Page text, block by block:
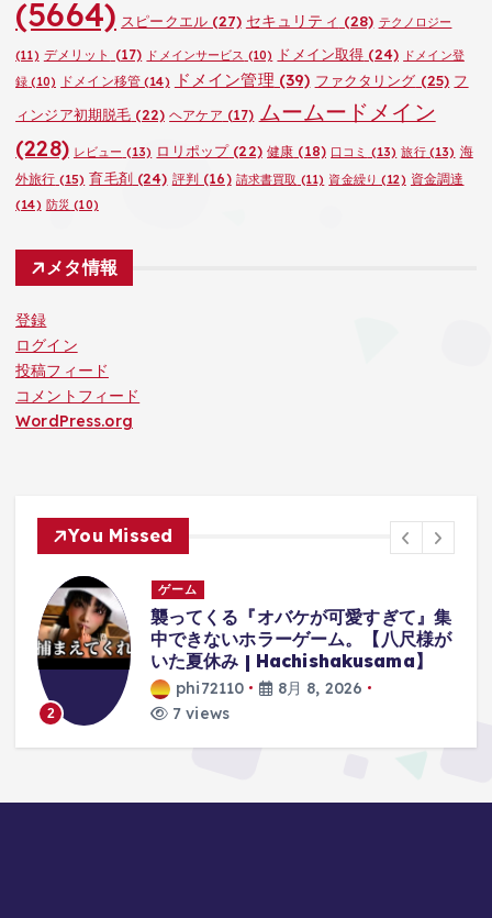
(5664) スピークエル(27) セキュリティ (28) テクノロジー
(11) デメリット (17) ドメインサービス (10) ドメイン取得 (24) ドメイン登
録 (10) ドメイン移管(14) ドメイン管理 (39) ファクタリング (25) フ
ィンジア初期脱毛 (22) ヘアケア (17) ムームードメイン
(228) レビュー (13) ロリポップ(22) 健康 (18) 口コミ (13) 旅行(13) 海
外旅行 (15) 育毛剤(24) 評判 (16) 請求書買取 (11) 資金繰り (12) 資金調達
(14) 防災 (10)
メタ情報
登録
ログイン
投稿フィード
コメントフィード
WordPress.org
You Missed
3
ゲーム
【クレーンゲーム】最新プライズフィ
ギュア登場初日攻略！再販人気景品に
挑んだらやっぱりやばかった！？
phi72110
8月 8, 2026
8 views